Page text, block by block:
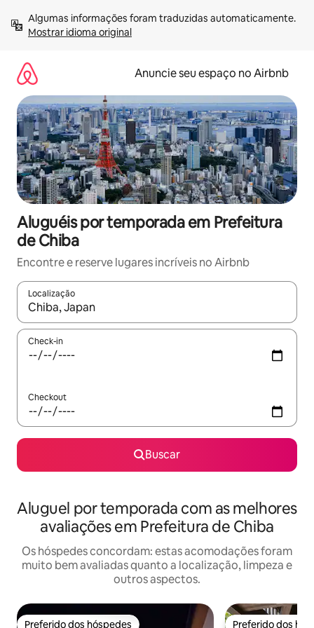
para
Mostrar idioma original
Anuncie seu espaço no Airbnb
Aluguéis por temporada em Prefeitura
de Chiba
Encontre e reserve lugares incríveis no Airbnb
Localização
Quando os resultados estiverem disponíveis, explore-os
Check-in
Checkout
Buscar
Aluguel por temporada com as melhores
avaliações em Prefeitura de Chiba
Os hóspedes concordam: estas acomodações foram
muito bem avaliadas quanto a localização, limpeza e
outros aspectos.
Preferido dos hóspedes Preferido dos